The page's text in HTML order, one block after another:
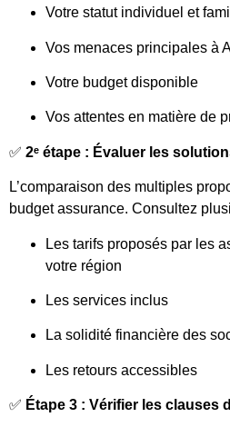
Votre statut individuel et
Vos menaces principales à
Votre budget disponible
Vos attentes en matière de
✅ 2ᵉ étape : Évaluer les
L’comparaison des multiples
budget assurance. Consultez
Les tarifs proposés par les
votre région
Les services inclus
La solidité financière des
Les retours accessibles
✅ Étape 3 : Vérifier les clauses